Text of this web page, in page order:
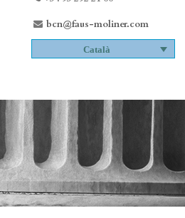
bcn@faus-moliner.com
Català